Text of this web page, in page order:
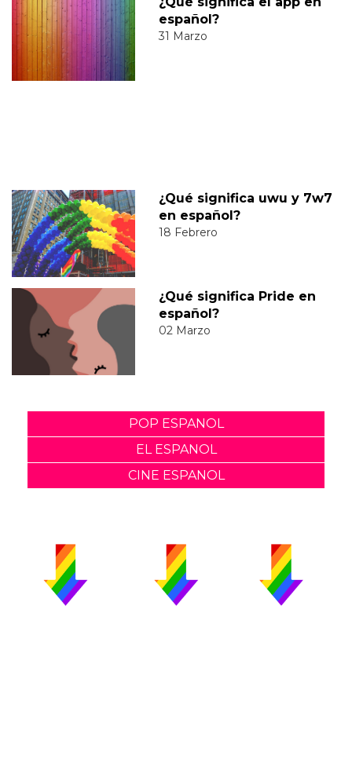
español?
31 Marzo
¿Qué significa uwu y 7w7
en español?
18 Febrero
¿Qué significa Pride en
español?
02 Marzo
POP ESPANOL
EL ESPANOL
CINE ESPANOL